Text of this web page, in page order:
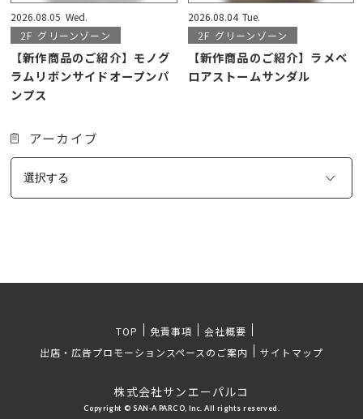
2026.08.05 Wed.
2F グリーンゾーン
【新作商品のご紹介】モノグ
ラムリボンサイドオープンパ
ンプス
2026.08.04 Tue.
2F グリーンゾーン
【新作商品のご紹介】ラメベ
ロアストームサンダル
アーカイブ
TOP 免責事項
会社概要
出店・広告プロモーションスペースのご案内
サイトマップ
株式会社サンエーパルコ
Copyright © SAN-A PARCO, Inc. All rights reserved.